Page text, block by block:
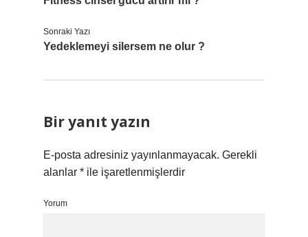
Sonraki Yazı
Yedeklemeyi silersem ne olur ?
Bir yanıt yazın
E-posta adresiniz yayınlanmayacak. Gerekli
alanlar * ile işaretlenmişlerdir
Yorum